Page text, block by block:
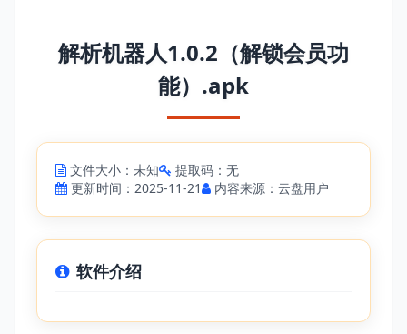
解析机器人1.0.2（解锁会员功
能）.apk
文件大小：未知
提取码：无
更新时间：2025-11-21
内容来源：云盘用户
软件介绍